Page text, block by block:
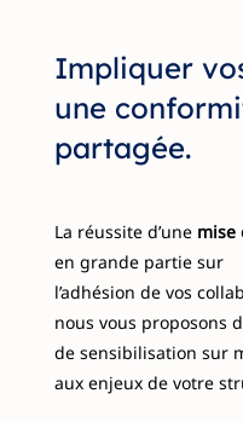
Impliquer
une
partagée.
La réussite d’une mise
en grande partie sur
l’adhésion de vos
nous vous proposons
de sensibilisation sur
aux enjeux de votre